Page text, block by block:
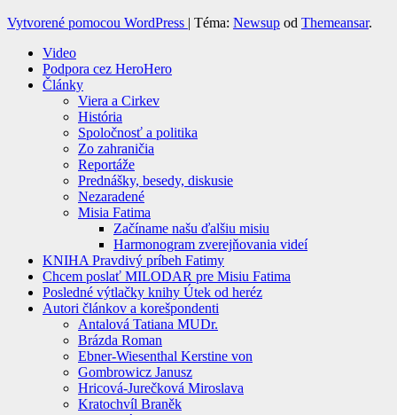
Vytvorené pomocou WordPress | Téma: Newsup od Themeansar.
Video
Podpora cez HeroHero
Články
Viera a Cirkev
História
Spoločnosť a politika
Zo zahraničia
Reportáže
Prednášky, besedy, diskusie
Nezaradené
Misia Fatima
Začíname našu ďalšiu misiu
Harmonogram zverejňovania videí
KNIHA Pravdivý príbeh Fatimy
Chcem poslať MILODAR pre Misiu Fatima
Posledné výtlačky knihy Útek od heréz
Autori článkov a korešpondenti
Antalová Tatiana MUDr.
Brázda Roman
Ebner-Wiesenthal Kerstine von
Gombrowicz Janusz
Hricová-Jurečková Miroslava
Kratochvíl Braněk